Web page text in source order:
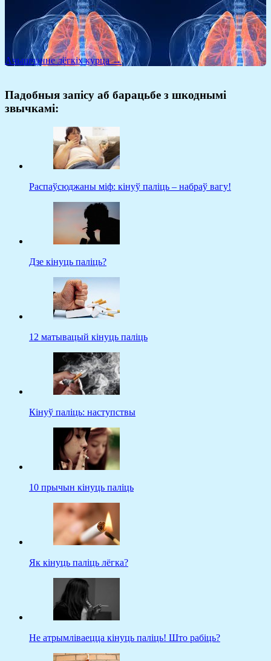
Ачышчэнне лёгкіх курца →
Падобныя запісу аб барацьбе з шкоднымі
звычкамі:
Распаўсюджаны міф: кінуў паліць – набраў вагу!
Дзе кінуць паліць?
12 матывацый кінуць паліць
Кінуў паліць: наступствы
10 прычын кінуць паліць
Як кінуць паліць лёгка?
Не атрымліваецца кінуць паліць! Што рабіць?